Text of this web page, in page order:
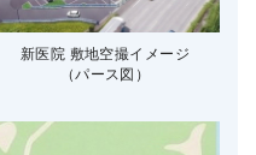
新医院 敷地空撮イメージ
（パース図）